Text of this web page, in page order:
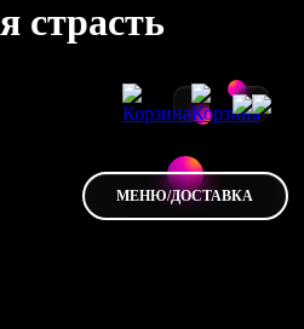
МЕНЮ/ДОСТАВКА
страсть